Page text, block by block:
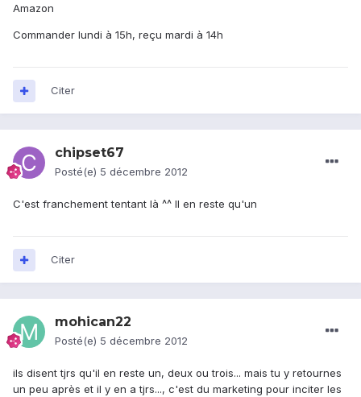
Amazon
Commander lundi à 15h, reçu mardi à 14h
Citer
chipset67
Posté(e) 5 décembre 2012
C'est franchement tentant là ^^ Il en reste qu'un
Citer
mohican22
Posté(e) 5 décembre 2012
ils disent tjrs qu'il en reste un, deux ou trois... mais tu y retournes
un peu après et il y en a tjrs..., c'est du marketing pour inciter les